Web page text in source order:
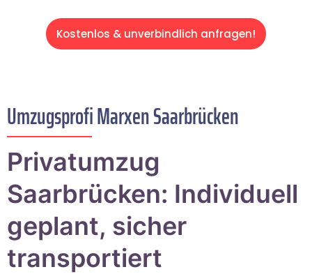
Kostenlos & unverbindlich anfragen!
Umzugsprofi Marxen Saarbrücken
Privatumzug
Saarbrücken: Individuell
geplant, sicher
transportiert